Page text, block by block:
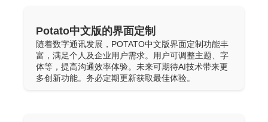
Potato中文版的界面定制
随着数字通讯发展，POTATO中文版界面定制功能丰
富，满足个人及企业用户需求。用户可调整主题、字
体等，提高沟通效率体验。未来可期待AI技术带来更
多创新功能。务必定期更新获取最佳体验。